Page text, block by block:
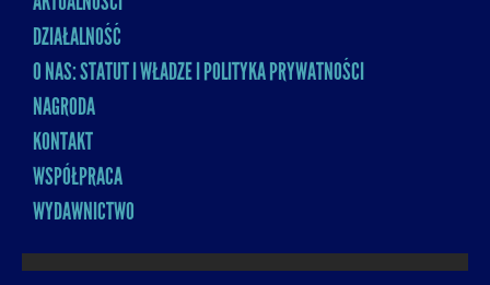
MENU
DZIAŁALNOŚĆ
O NAS: STATUT I WŁADZE I POLITYKA PRYWATNOŚCI
NAGRODA
KONTAKT
WSPÓŁPRACA
WYDAWNICTWO